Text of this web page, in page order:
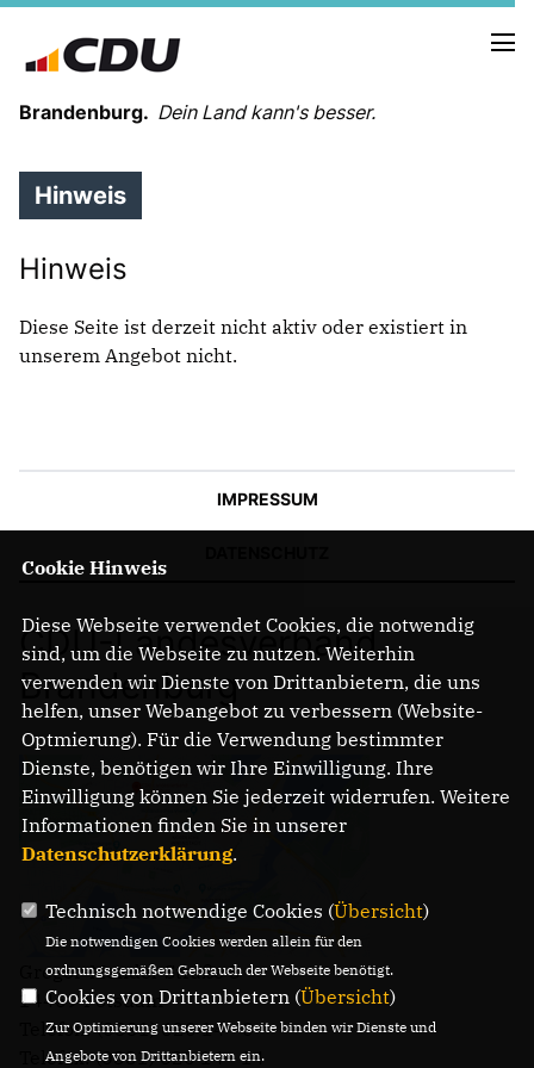
Brandenburg. Dein Land kann's besser.
LANDESGESCHÄFTSSTELLE
ORGANISATION
SATZUNG
PARTEIGESCHICHTE
PARTEIGERICHT
IN DER LANDESREGIERUNG
NEWSLETTER ABONNIEREN
BILDER
PROGRAMME
WICHTIGE BESCHLÜSSE DER CDU BRANDENBURG
PRESSE
SPENDEN
Mitglied werden
Hinweis
Hinweis
Diese Seite ist derzeit nicht aktiv oder existiert in
unserem Angebot nicht.
IMPRESSUM
CDU-Landesverband
Brandenburg
Gregor-Mendel-Straße 3
14469 Potsdam
Telefon: (0331) 620 14 - 0
Telefax: (0331) 620 14 - 14
Cookie Hinweis
Diese Webseite verwendet Cookies, die notwendig
sind, um die Webseite zu nutzen. Weiterhin
verwenden wir Dienste von Drittanbietern, die uns
helfen, unser Webangebot zu verbessern (Website-
Optmierung). Für die Verwendung bestimmter
Dienste, benötigen wir Ihre Einwilligung. Ihre
Einwilligung können Sie jederzeit widerrufen. Weitere
Informationen finden Sie in unserer
Datenschutzerklärung.
Technisch notwendige Cookies (Übersicht)
Die notwendigen Cookies werden allein für den
ordnungsgemäßen Gebrauch der Webseite benötigt.
Cookies von Drittanbietern (Übersicht)
Zur Optimierung unserer Webseite binden wir Dienste und
Angebote von Drittanbietern ein.